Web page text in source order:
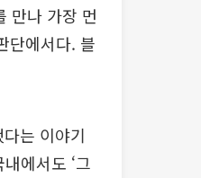
만나 가장 먼
단에서다. 블
는 이야기
에서도 ‘그